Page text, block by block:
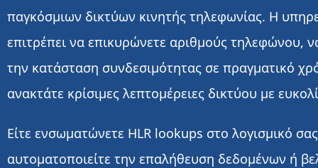
παγκόσμιων δικτύων κινητής τηλεφωνίας. Η
επιτρέπει να επικυρώνετε αριθμούς τηλεφώνου,
την κατάσταση συνδεσιμότητας σε πραγματικό
ανακτάτε κρίσιμες λεπτομέρειες δικτύου με
Είτε ενσωματώνετε HLR lookups στο λογισμικό
αυτοματοποιείτε την επαλήθευση δεδομένων ή